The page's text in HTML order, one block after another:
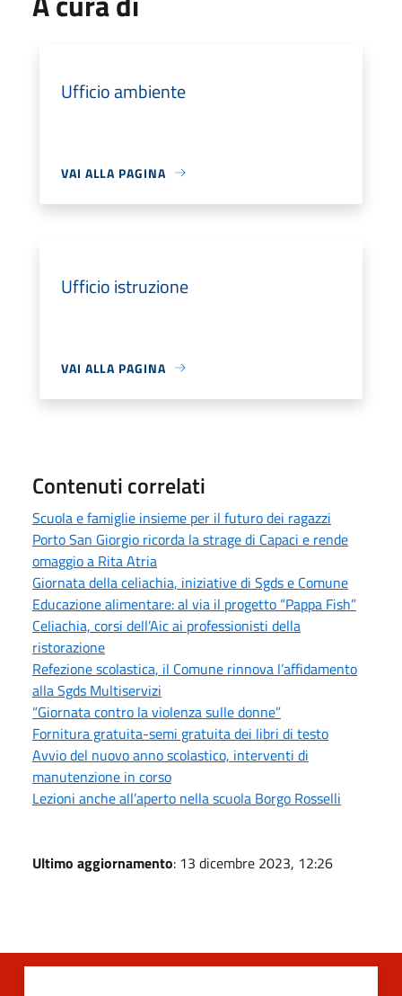
Ufficio ambiente
VAI ALLA PAGINA
Ufficio istruzione
VAI ALLA PAGINA
Contenuti correlati
Scuola e famiglie insieme per il futuro dei ragazzi
Porto San Giorgio ricorda la strage di Capaci e rende
omaggio a Rita Atria
Giornata della celiachia, iniziative di Sgds e Comune
Educazione alimentare: al via il progetto “Pappa Fish”
Celiachia, corsi dell’Aic ai professionisti della
ristorazione
Refezione scolastica, il Comune rinnova l’affidamento
alla Sgds Multiservizi
“Giornata contro la violenza sulle donne”
Fornitura gratuita-semi gratuita dei libri di testo
Avvio del nuovo anno scolastico, interventi di
manutenzione in corso
Lezioni anche all’aperto nella scuola Borgo Rosselli
Ultimo aggiornamento: 13 dicembre 2023, 12:26